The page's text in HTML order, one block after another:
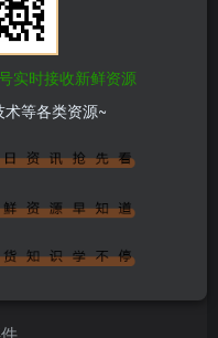
实时接收新鲜资源
等各类资源~